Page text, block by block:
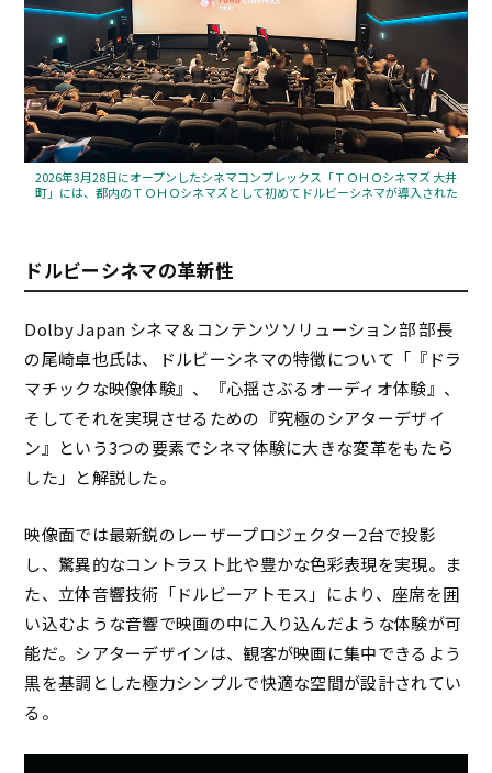
2026年3月28日にオープンしたシネマコンプレックス「ＴＯＨＯシネマズ 大井
町」には、都内のＴＯＨＯシネマズとして初めてドルビーシネマが導入された
ドルビーシネマの革新性
Dolby Japan シネマ＆コンテンツソリューション部 部長
の尾崎卓也氏は、ドルビーシネマの特徴について「『ドラ
マチックな映像体験』、『心揺さぶるオーディオ体験』、
そしてそれを実現させるための『究極のシアターデザイ
ン』という3つの要素でシネマ体験に大きな変革をもたら
した」と解説した。
映像面では最新鋭のレーザープロジェクター2台で投影
し、驚異的なコントラスト比や豊かな色彩表現を実現。ま
た、立体音響技術「ドルビーアトモス」により、座席を囲
い込むような音響で映画の中に入り込んだような体験が可
能だ。シアターデザインは、観客が映画に集中できるよう
黒を基調とした極力シンプルで快適な空間が設計されてい
る。